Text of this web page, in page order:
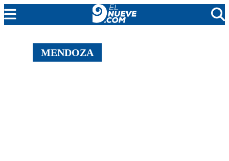
EL NUEVE
SOCIEDAD
MENDOZA